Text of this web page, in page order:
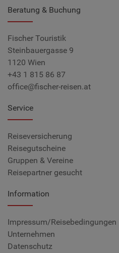
Beratung & Buchung
Fischer Touristik
Steinbauergasse 9
1120 Wien
+43 1 815 86 87
office@fischer-reisen.at
Service
Reiseversicherung
Reisegutscheine
Gruppen & Vereine
Reisepartner gesucht
Information
Impressum/Reisebedingungen
Unternehmen
Datenschutz